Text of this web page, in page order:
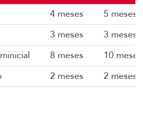
4 meses
5 meses
3 meses
3 meses
8 meses
10 meses
2 meses 2 meses